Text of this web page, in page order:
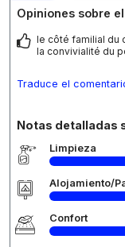
Opiniones sobre
le côté familial du
la convivialité du
Traduce el
Notas detalladas
Limpieza
Alojamiento/
Confort